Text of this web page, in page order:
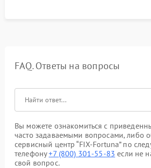
FAQ. Ответы на вопросы
Вы можете ознакомиться с
часто задаваемыми вопросами, либо
сервисный центр “FIX-Fortuna” по
телефону+7 (800) 301-55-83 если не
свой вопрос.